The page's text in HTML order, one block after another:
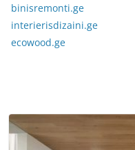
binisremonti.ge
interierisdizaini.ge
ecowood.ge